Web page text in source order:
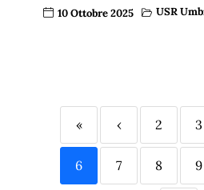
10 Ottobre 2025 USR
« ‹ 2 3
6 7 8 9